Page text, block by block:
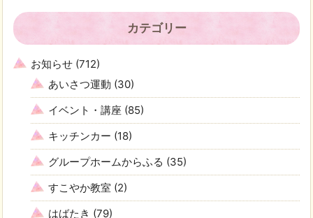
カテゴリー
お知らせ (712)
あいさつ運動 (30)
イベント・講座 (85)
キッチンカー (18)
グループホームからふる (35)
すこやか教室 (2)
はばたき (79)